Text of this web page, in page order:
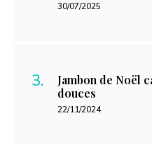
30/07/2025
Jambon de Noël
douces
22/11/2024